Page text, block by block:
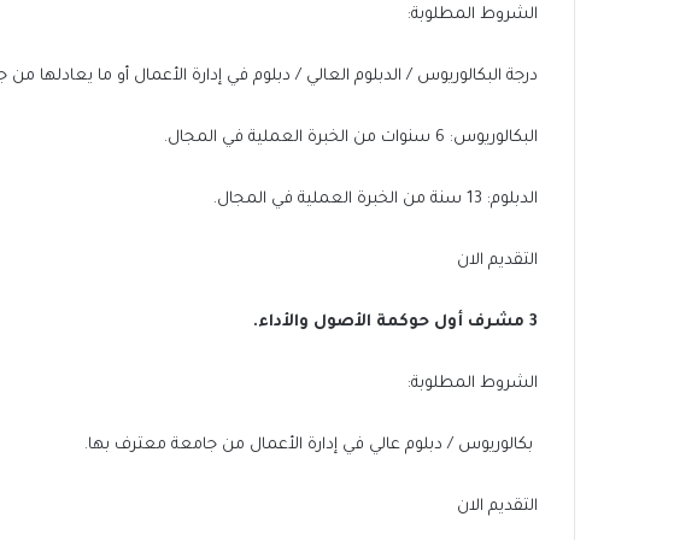
الشروط المطلوبة:
درجة البكالوريوس / الدبلوم العالي / دبلوم في إدارة الأعمال أو ما يعادلها
البكالوريوس: 6 سنوات من الخبرة العملية في المجال.
الدبلوم: 13 سنة من الخبرة العملية في المجال.
التقديم الان
3 مشرف أول حوكمة الأصول والأداء.
الشروط المطلوبة:
بكالوريوس / دبلوم عالي في إدارة الأعمال من جامعة معترف بها.
التقديم الان